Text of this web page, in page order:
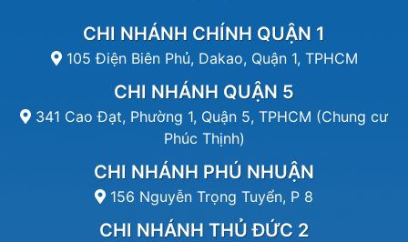
CHI NHÁNH CHÍNH QUẬN 1
105 Điện Biên Phủ, Dakao, Quận 1, TPHCM
CHI NHÁNH QUẬN 5
341 Cao Đạt, Phường 1, Quận 5, TPHCM (Chung cư
Phúc Thịnh)
CHI NHÁNH PHÚ NHUẬN
156 Nguyễn Trọng Tuyển, P 8
CHI NHÁNH THỦ ĐỨC 2